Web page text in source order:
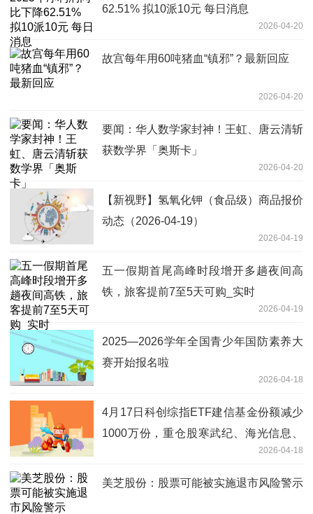
62.51% 拟10派10元 每日消息
2026-04-20
故宫每年用60吨猪血“镇邪”？最新回应
2026-04-20
要闻：华人数学家封神！王虹、唐云清斩
获数学界「奥斯卡」
2026-04-20
【新视野】氢氧化钾（食品级）商品报价
动态（2026-04-19）
2026-04-19
五一假期首尾高峰时段增开多趟夜间高
铁，旅客提前7至5天可购_实时
2026-04-19
2025—2026学年全国青少年国防素养大
赛开始报名啦
2026-04-18
4月17日科创综指ETF建信基金份额减少
1000万份，重仓股寒武纪、海光信息、
2026-04-18
美芝股份：股票可能被实施退市风险警示